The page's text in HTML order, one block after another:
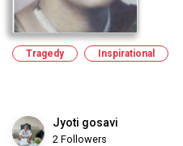
Tragedy Inspirational
Jyoti gosavi
2 Followers